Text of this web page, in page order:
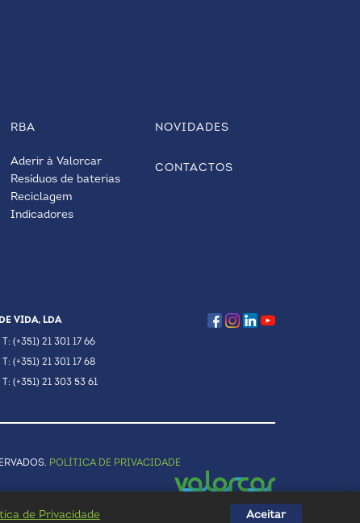
RBA
Aderir à Valorcar
Resíduos de baterias
Reciclagem
Indicadores
NOVIDADES
CONTACTOS
VIDA, LDA
T: (+351) 21 301 17 66
T: (+351) 21 301 17 68
T: (+351) 21 303 53 61
POLÍTICA DE PRIVACIDADE
de Privacidade Aceitar